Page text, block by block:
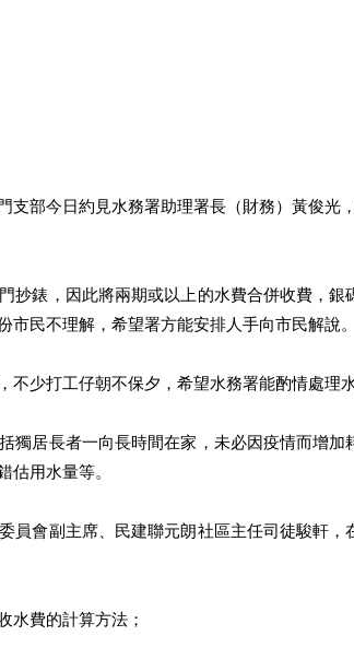
支部今日約見水務署助理署長（財務）黃俊光
抄錶，因此將兩期或以上的水費合併收費，銀
市民不理解，希望署方能安排人手向市民解說。
少打工仔朝不保夕，希望水務署能酌情處理水
獨居長者一向長時間在家，未必因疫情而增加
用水量等。
員會副主席、民建聯元朗社區主任司徒駿軒，
水費的計算方法；